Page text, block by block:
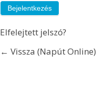
Elfelejtett jelszó?
← Vissza (Napút Online)